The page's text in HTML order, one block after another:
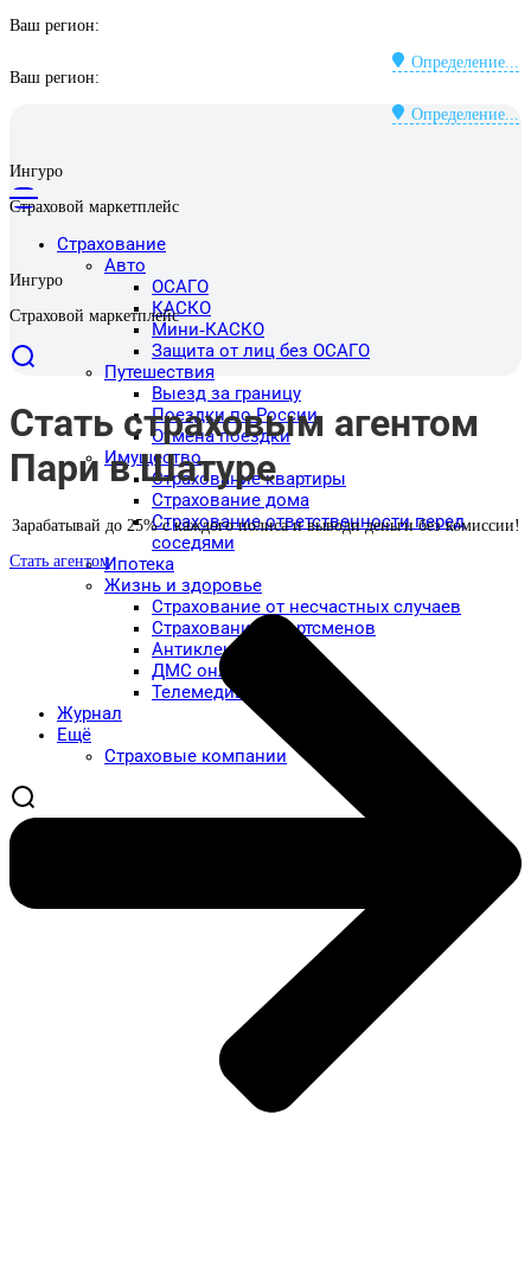
Ваш регион:
Определение...
Ваш регион:
Определение...
Ингуро
Страховой маркетплейс
Страхование
Авто
ОСАГО
КАСКО
Мини-КАСКО
Защита от лиц без ОСАГО
Путешествия
Выезд за границу
Поездки по России
Отмена поездки
Имущество
Страхование квартиры
Страхование дома
Страхование ответственности перед
соседями
Ипотека
Жизнь и здоровье
Страхование от несчастных случаев
Страхование спортсменов
Антиклещ
ДМС онлайн
Телемедицина
Журнал
Ещё
Страховые компании
Ингуро
Страховой маркетплейс
Стать страховым агентом
Пари в Шатуре
Зарабатывай до 25% с каждого полиса и выводи деньги без комиссии!
Стать агентом